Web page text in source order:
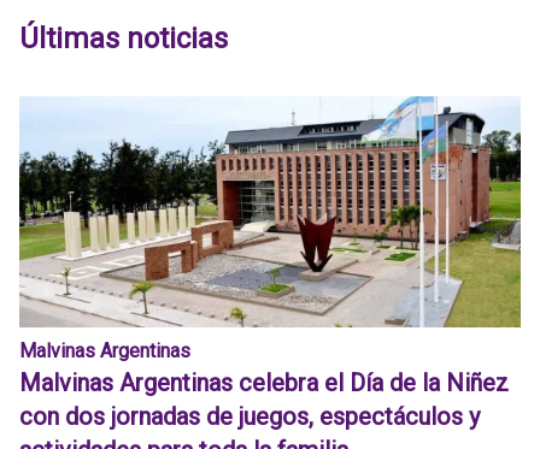
Últimas noticias
Malvinas Argentinas
Malvinas Argentinas celebra el Día de la Niñez
con dos jornadas de juegos, espectáculos y